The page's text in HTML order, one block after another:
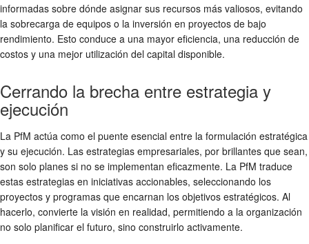
informadas sobre dónde asignar sus recursos más valiosos, evitando
la sobrecarga de equipos o la inversión en proyectos de bajo
rendimiento. Esto conduce a una mayor eficiencia, una reducción de
costos y una mejor utilización del capital disponible.
Cerrando la brecha entre estrategia y
ejecución
La PfM actúa como el puente esencial entre la formulación estratégica
y su ejecución. Las estrategias empresariales, por brillantes que sean,
son solo planes si no se implementan eficazmente. La PfM traduce
estas estrategias en iniciativas accionables, seleccionando los
proyectos y programas que encarnan los objetivos estratégicos. Al
hacerlo, convierte la visión en realidad, permitiendo a la organización
no solo planificar el futuro, sino construirlo activamente.